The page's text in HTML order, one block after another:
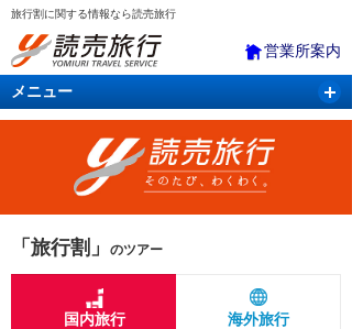
旅行割に関する情報なら読売旅行
営業所案内
メニュー
国内旅行 バスツアー 海外旅行
「旅行割」 のツアー
国内旅行 海外旅行